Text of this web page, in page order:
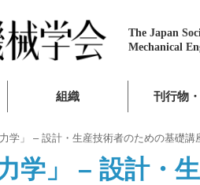
The Japan
Mechanical
組織 刊行物
力学」 – 設計・生産技術者のための基礎
学」 – 設計・